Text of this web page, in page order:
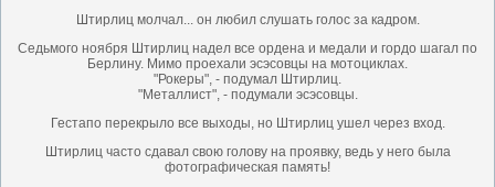
Штирлиц молчал... он любил слушать голос за кадром.
Седьмого ноября Штирлиц надел все ордена и медали и гордо шагал по
Берлину. Мимо проехали эсэсовцы на мотоциклах.
"Рокеры", - подумал Штирлиц.
"Металлист", - подумали эсэсовцы.
Гестапо перекрыло все выходы, но Штирлиц ушел через вход.
Штирлиц часто сдавал свою голову на проявку, ведь у него была
фотографическая память!